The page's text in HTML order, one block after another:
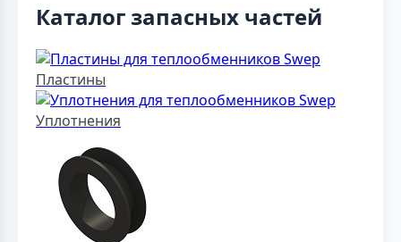
Каталог запасных частей
Пластины
Уплотнения